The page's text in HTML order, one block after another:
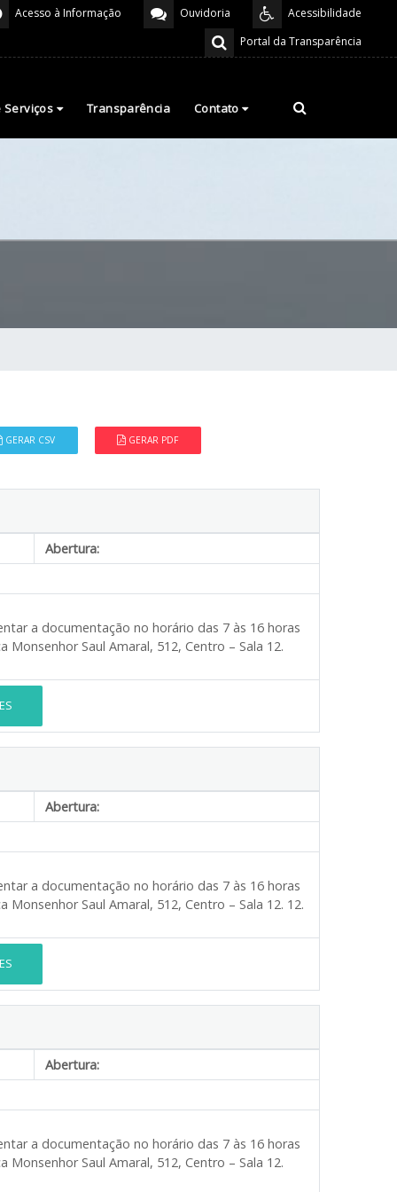
Acessibilidade
Ouvidoria
Acesso à Informação
Portal da Transparência
Serviços Transparência Contato
GERAR CSV GERAR PDF
Abertura:
a documentação no horário das 7 às 16 horas
Saul Amaral, 512, Centro – Sala 12.
Abertura:
a documentação no horário das 7 às 16 horas
Saul Amaral, 512, Centro – Sala 12. 12.
Abertura:
a documentação no horário das 7 às 16 horas
Saul Amaral, 512, Centro – Sala 12.